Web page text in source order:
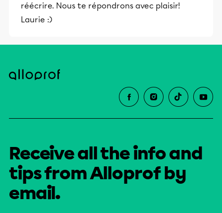
éducative.
réécrire. Nous te répondrons avec plaisir!
Laurie :)
Receive all the info and
tips from Alloprof by
email.